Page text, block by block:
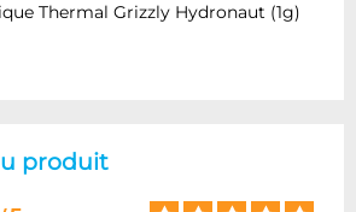
Thermal Grizzly Hydronaut (1g)
produit